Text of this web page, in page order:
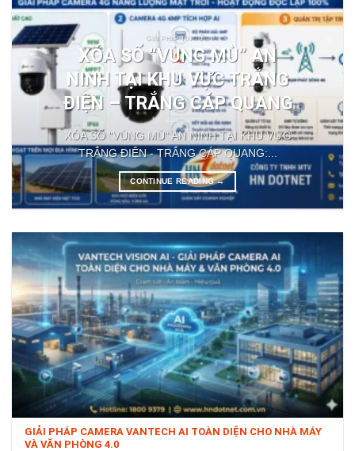
GIẢI PHÁP TIN TỨC
XÓA SỔ “VÙNG MÙ” AN
NINH TẠI KHU VỰC TRẮNG
ĐIỆN – TRẮNG CÁP QUANG
XÓA SỔ "VÙNG MÙ" AN NINH TẠI KHU VỰC
TRẮNG ĐIỆN - TRẮNG CÁP QUANG:...
CONTINUE READING→
GIẢI PHÁP CAMERA VANTECH AI TOÀN DIỆN CHO NHÀ MÁY
VÀ VĂN PHÒNG 4.0